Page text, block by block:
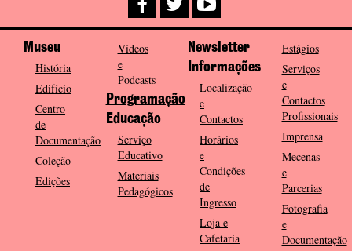
Museu
História
Edifício
Centro
de
Documentação
Coleção
Edições
Vídeos
e
Podcasts
Programação
Educação
Serviço
Educativo
Materiais
Pedagógicos
Newsletter
Informações
Localização
e
Contactos
Horários
e
Condições
de
Ingresso
Loja e
Cafetaria
Estágios
Serviços
e
Contactos
Profissionais
Imprensa
Mecenas
e
Parcerias
Fotografia
e
Documentação